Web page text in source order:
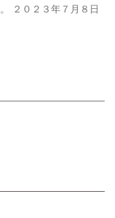
２０２３年７月８日